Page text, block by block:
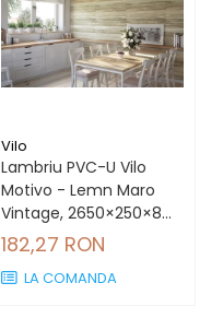
Vilo
Lambriu PVC-U Vilo
Motivo - Lemn Maro
Vintage, 2650×250×8
mm, 2.65 mp/cutie (4
bucăți)
182,27 RON
LA COMANDA